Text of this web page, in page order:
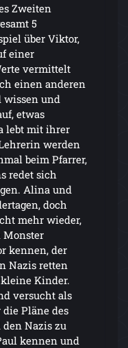
Zweiten
5
über Viktor,
einer
vermittelt
einen anderen
wissen und
etwas
lebt mit ihrer
werden
beim Pfarrer,
redet sich
Alina und
doch
mehr wieder,
Monster
kennen, der
Nazis retten
Kinder.
versucht als
Pläne des
Nazis zu
kennen und